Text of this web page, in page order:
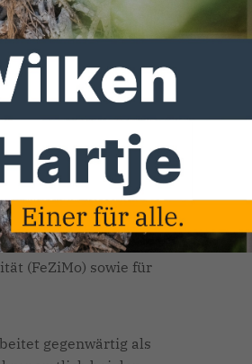
der
alle unsere
sie sich
Heute
im gesamten
unser Ratsherr und
Manuel
31-jährige vertritt die
Ausschüssen für
(FeZiMo) sowie für
gegenwärtig als